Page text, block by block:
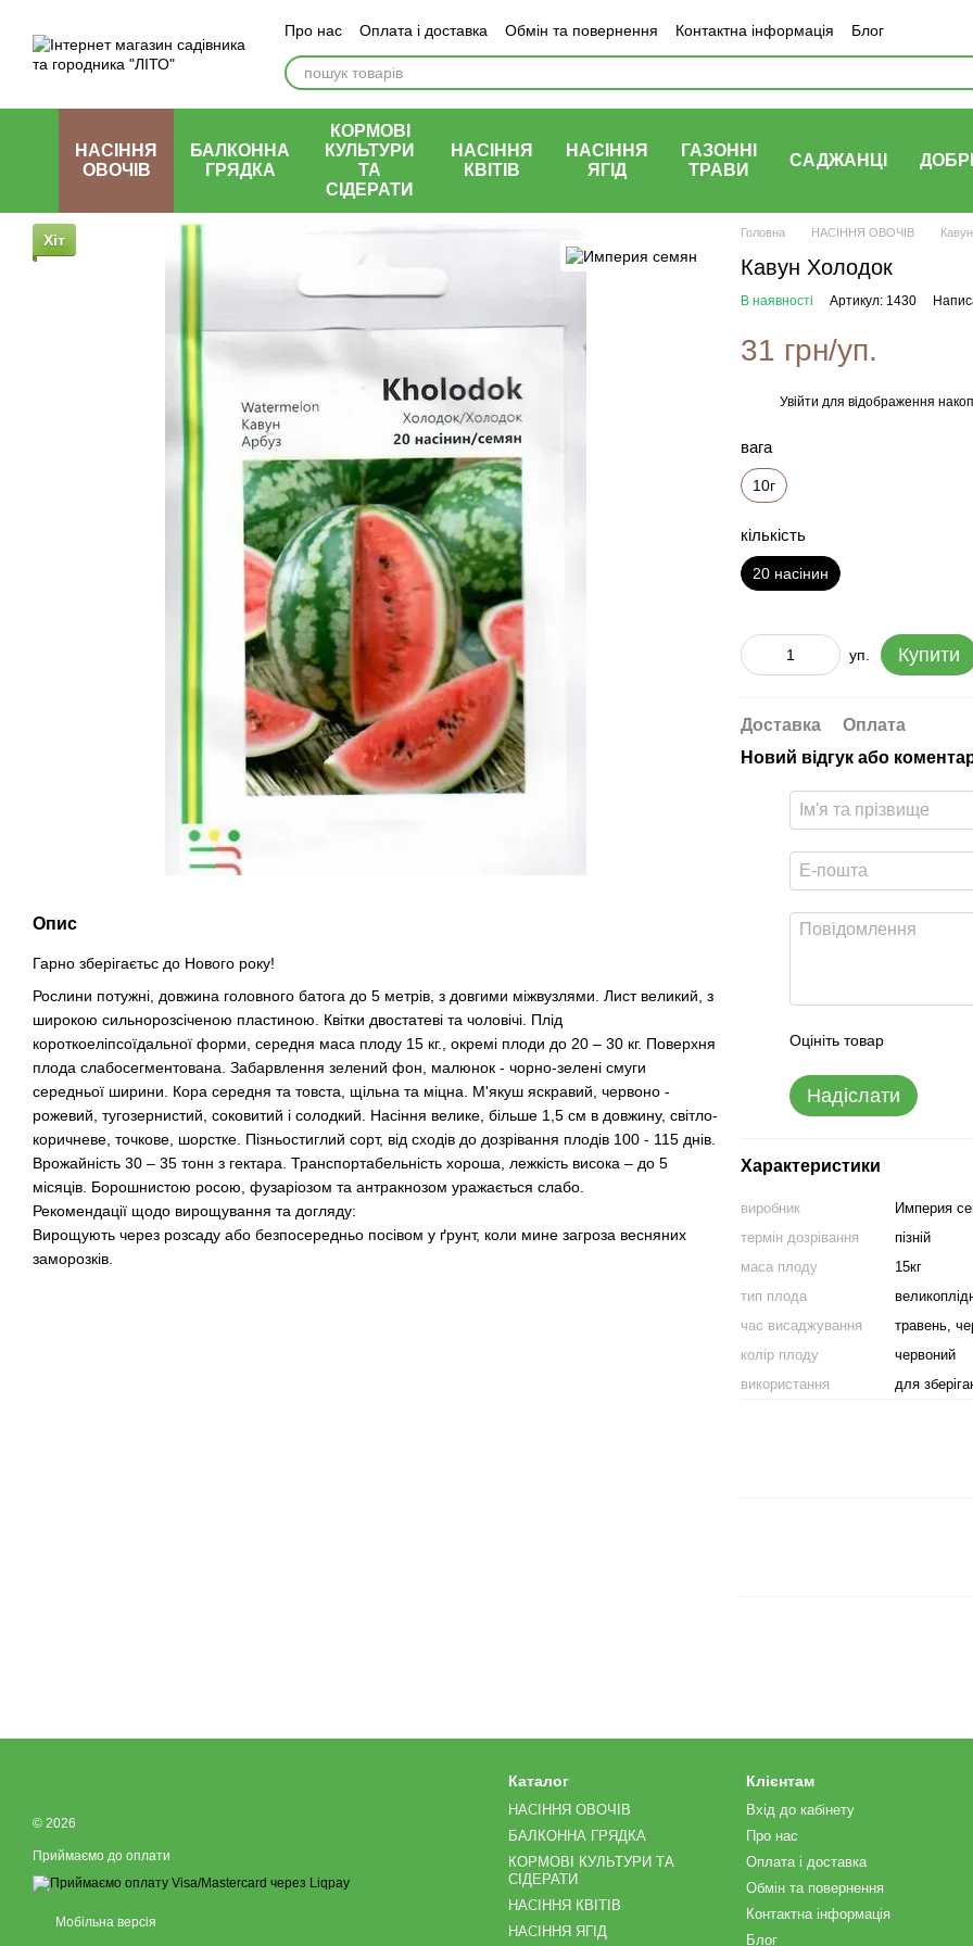
Про нас Оплата і доставка Обмін та повернення Контактна інформація Блог
НАСІННЯ
ОВОЧІВ
БАЛКОННА
ГРЯДКА
КОРМОВІ
КУЛЬТУРИ
ТА
СІДЕРАТИ
НАСІННЯ
КВІТІВ
НАСІННЯ
ЯГІД
ГАЗОННІ
ТРАВИ
САДЖАНЦІ
Хіт
Опис
Гарно зберігаєтьс до Нового року!
Рослини потужні, довжина головного батога до 5 метрів, з довгими міжвузлями. Лист великий, з
широкою сильнорозсіченою пластиною. Квітки двостатеві та чоловічі. Плід
короткоеліпсоїдальної форми, середня маса плоду 15 кг., окремі плоди до 20 – 30 кг. Поверхня
плода слабосегментована. Забарвлення зелений фон, малюнок - чорно-зелені смуги
середньої ширини. Кора середня та товста, щільна та міцна. М'якуш яскравий, червоно -
рожевий, тугозернистий, соковитий і солодкий. Насіння велике, більше 1,5 см в довжину, світло-
коричневе, точкове, шорстке. Пізньостиглий сорт, від сходів до дозрівання плодів 100 - 115 днів.
Врожайність 30 – 35 тонн з гектара. Транспортабельність хороша, лежкість висока – до 5
місяців. Борошнистою росою, фузаріозом та антракнозом уражається слабо.
Рекомендації щодо вирощування та догляду:
Вирощують через розсаду або безпосередньо посівом у ґрунт, коли мине загроза весняних
заморозків.
Головна НАСІННЯ ОВОЧІВ Кавун
Кавун Холодок
В наявності Артикул: 1430
31 грн/уп.
Увійти для відображення
вага
10г
кількість
20 насінин
уп. Купити
Доставка
Оплата
Новий відгук або
Оцініть товар
Надіслати
Характеристики
виробник
Империя
термін дозрівання
пізній
маса плоду
15кг
тип плода
час висаджування
травень,
колір плоду
червоний
використання
для
© 2026
Приймаємо до оплати
Мобільна версія
Каталог
НАСІННЯ ОВОЧІВ
БАЛКОННА ГРЯДКА
КОРМОВІ КУЛЬТУРИ ТА
СІДЕРАТИ
НАСІННЯ КВІТІВ
НАСІННЯ ЯГІД
Клієнтам
Вхід до кабінету
Про нас
Оплата і доставка
Обмін та повернення
Контактна інформація
Блог